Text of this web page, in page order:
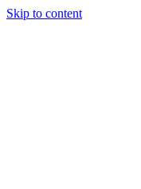
Skip to content